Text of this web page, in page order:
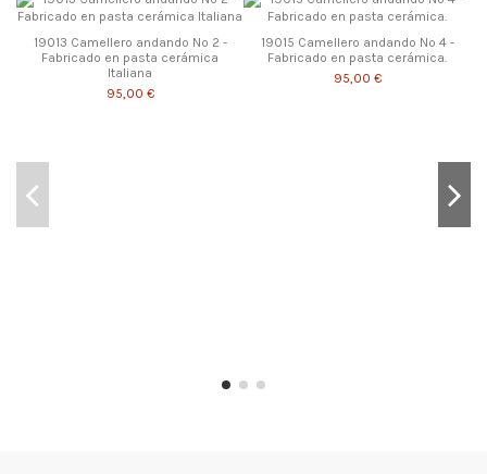
19013 Camellero andando Nº 2 -
Fabricado en pasta cerámica
Italiana
95,00 €
19015 Camellero andando Nº 4 -
Fabricado en pasta cerámica.
95,00 €